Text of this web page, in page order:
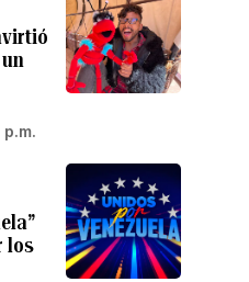
los